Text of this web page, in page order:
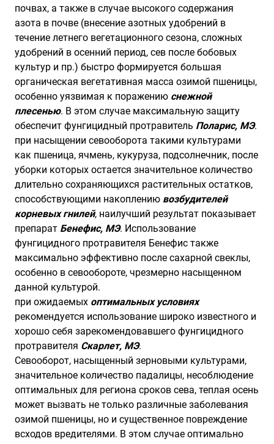
почвах, а также в случае высокого содержания
азота в почве (внесение азотных удобрений в
течение летнего вегетационного сезона, сложных
удобрений в осенний период, сев после бобовых
культур и пр.) быстро формируется большая
органическая вегетативная масса озимой пшеницы,
особенно уязвимая к поражению снежной
плесенью. В этом случае максимальную защиту
обеспечит фунгицидный протравитель Поларис, МЭ.
при насыщении севооборота такими культурами
как пшеница, ячмень, кукуруза, подсолнечник, после
уборки которых остается значительное количество
длительно сохраняющихся растительных остатков,
способствующими накоплению возбудителей
корневых гнилей, наилучший результат показывает
препарат Бенефис, МЭ. Использование
фунгицидного протравителя Бенефис также
максимально эффективно после сахарной свеклы,
особенно в севообороте, чрезмерно насыщенном
данной культурой.
при ожидаемых оптимальных условиях
рекомендуется использование широко известного и
хорошо себя зарекомендовавшего фунгицидного
протравителя Скарлет, МЭ.
Севооборот, насыщенный зерновыми культурами,
значительное количество падалицы, несоблюдение
оптимальных для региона сроков сева, теплая осень
может вызвать не только различные заболевания
озимой пшеницы, но и существенное повреждение
всходов вредителями. В этом случае оптимально